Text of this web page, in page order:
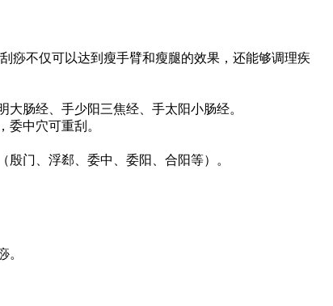
痧不仅可以达到瘦手臂和瘦腿的效果，还能够调理疾
肠经、手少阳三焦经、手太阳小肠经。
中穴可重刮。
门、浮郄、委中、委阳、合阳等）。
。